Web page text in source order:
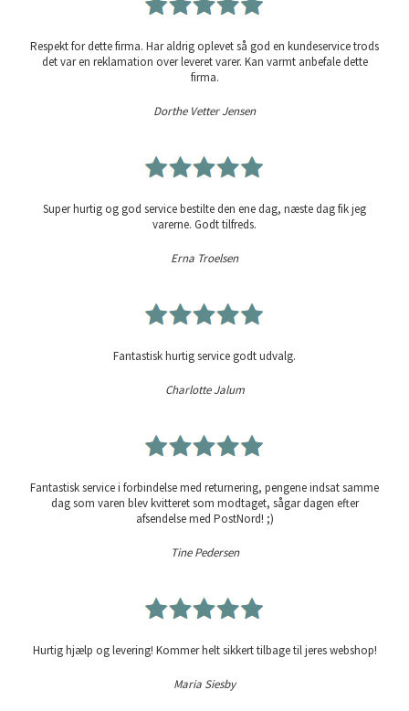
Respekt for dette firma. Har aldrig oplevet så god en kundeservice trods
det var en reklamation over leveret varer. Kan varmt anbefale dette
firma.
Dorthe Vetter Jensen
Super hurtig og god service bestilte den ene dag, næste dag fik jeg
varerne. Godt tilfreds.
Erna Troelsen
Fantastisk hurtig service godt udvalg.
Charlotte Jalum
Fantastisk service i forbindelse med returnering, pengene indsat samme
dag som varen blev kvitteret som modtaget, sågar dagen efter
afsendelse med PostNord! ;)
Tine Pedersen
Hurtig hjælp og levering! Kommer helt sikkert tilbage til jeres webshop!
Maria Siesby